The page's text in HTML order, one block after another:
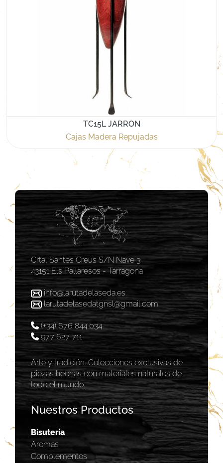
TC15L JARRON
Cajas Madera Repujadas
Crta, Santes Creus S/N Nave 3
43151 Els Pallaresos - Tarragona
info@larutadelaseda.es
larutadelasedatgnsl@gmail.com
(+34) 676 844 034
977 627 711
Arte y tradición. Colecciones exclusivas de
piezas hechas con materiales naturales de
todo el mundo.
Nuestros Productos
Bisutería
Aromas
Complementos